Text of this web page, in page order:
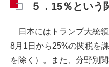
５．15％という
日本にはトランプ大統
8月1日から25%の関税を
を除く）。また、分野別